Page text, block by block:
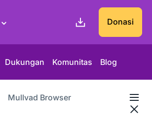
Tor Project Donasi
Dukungan Komunitas Blog
Mullvad Browser